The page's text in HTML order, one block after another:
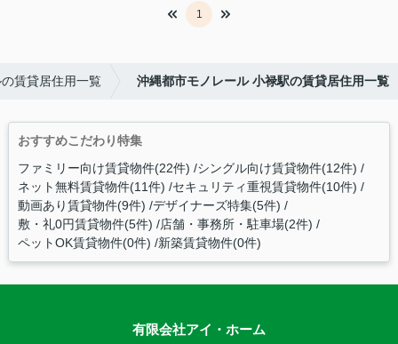
1
賃貸居住用一覧 沖縄都市モノレール 小禄駅の賃貸居住用一覧
おすすめこだわり特集
ファミリー向け賃貸物件(22件) シングル向け賃貸物件(12件)
ネット無料賃貸物件(11件) セキュリティ重視賃貸物件(10件)
動画あり賃貸物件(9件) デザイナーズ特集(5件)
敷・礼0円賃貸物件(5件) 店舗・事務所・駐車場(2件)
ペットOK賃貸物件(0件) 新築賃貸物件(0件)
有限会社アイ・ホーム